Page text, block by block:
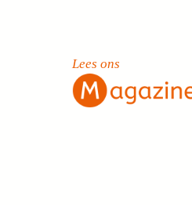
Lees ons